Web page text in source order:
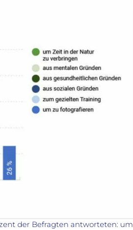
der Befragten antworteten: um